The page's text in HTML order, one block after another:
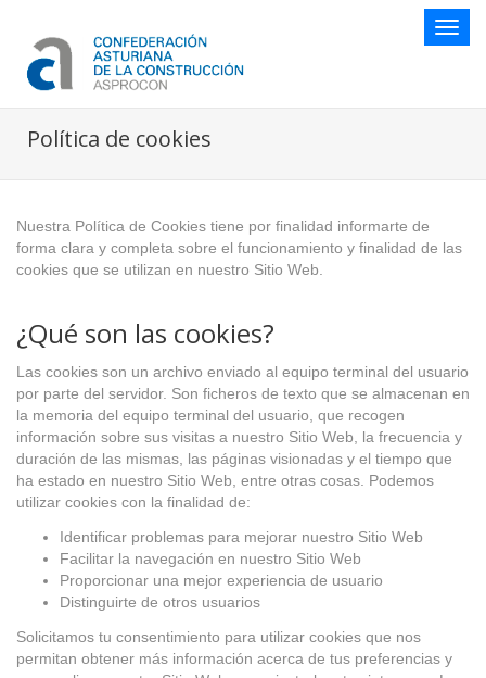
Botón
Política de cookies
Nuestra Política de Cookies tiene por finalidad informarte de
forma clara y completa sobre el funcionamiento y finalidad de las
cookies que se utilizan en nuestro Sitio Web.
¿Qué son las cookies?
Las cookies son un archivo enviado al equipo terminal del usuario
por parte del servidor. Son ficheros de texto que se almacenan en
la memoria del equipo terminal del usuario, que recogen
información sobre sus visitas a nuestro Sitio Web, la frecuencia y
duración de las mismas, las páginas visionadas y el tiempo que
ha estado en nuestro Sitio Web, entre otras cosas. Podemos
utilizar cookies con la finalidad de:
Identificar problemas para mejorar nuestro Sitio Web
Facilitar la navegación en nuestro Sitio Web
Proporcionar una mejor experiencia de usuario
Distinguirte de otros usuarios
Solicitamos tu consentimiento para utilizar cookies que nos
permitan obtener más información acerca de tus preferencias y